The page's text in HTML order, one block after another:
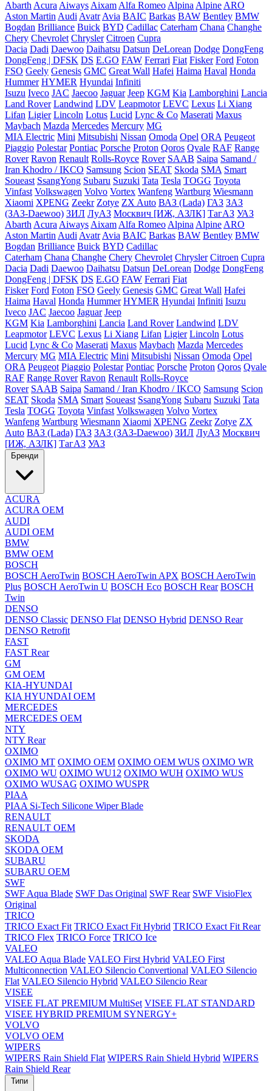
Abarth Acura Aiways Aixam Alfa Romeo Alpina Alpine ARO
Aston Martin Audi Avatr Avia BAIC Barkas BAW Bentley BMW
Bogdan Brilliance Buick BYD Cadillac Caterham Chana Changhe
Chery Chevrolet Chrysler Citroen Cupra
Dacia Dadi Daewoo Daihatsu Datsun DeLorean Dodge DongFeng
DongFeng | DFSK DS E.GO FAW Ferrari Fiat Fisker Ford Foton
FSO Geely Genesis GMC Great Wall Hafei Haima Haval Honda
Hummer HYMER Hyundai Infiniti
Isuzu Iveco JAC Jaecoo Jaguar Jeep KGM Kia Lamborghini Lancia
Land Rover Landwind LDV Leapmotor LEVC Lexus Li Xiang
Lifan Ligier Lincoln Lotus Lucid Lync & Co Maserati Maxus
Maybach Mazda Mercedes Mercury MG
MIA Electric Mini Mitsubishi Nissan Omoda Opel ORA Peugeot
Piaggio Polestar Pontiac Porsche Proton Qoros Qvale RAF Range
Rover Ravon Renault Rolls-Royce Rover SAAB Saipa Samand /
Iran Khodro / IKCO Samsung Scion SEAT Skoda SMA Smart
Soueast SsangYong Subaru Suzuki Tata Tesla TOGG Toyota
Vinfast Volkswagen Volvo Vortex Wanfeng Wartburg Wiesmann
Xiaomi XPENG Zeekr Zotye ZX Auto ВАЗ (Lada) ГАЗ ЗАЗ
(ЗАЗ-Daewoo) ЗИЛ ЛуАЗ Москвич [ИЖ, АЗЛК] ТагАЗ УАЗ
Abarth Acura Aiways Aixam Alfa Romeo Alpina Alpine ARO
Aston Martin Audi Avatr Avia BAIC Barkas BAW Bentley BMW
Bogdan Brilliance Buick BYD Cadillac
Caterham Chana Changhe Chery Chevrolet Chrysler Citroen Cupra
Dacia Dadi Daewoo Daihatsu Datsun DeLorean Dodge DongFeng
DongFeng | DFSK DS E.GO FAW Ferrari Fiat
Fisker Ford Foton FSO Geely Genesis GMC Great Wall Hafei
Haima Haval Honda Hummer HYMER Hyundai Infiniti Isuzu
Iveco JAC Jaecoo Jaguar Jeep
KGM Kia Lamborghini Lancia Land Rover Landwind LDV
Leapmotor LEVC Lexus Li Xiang Lifan Ligier Lincoln Lotus
Lucid Lync & Co Maserati Maxus Maybach Mazda Mercedes
Mercury MG MIA Electric Mini Mitsubishi Nissan Omoda Opel
ORA Peugeot Piaggio Polestar Pontiac Porsche Proton Qoros Qvale
RAF Range Rover Ravon Renault Rolls-Royce
Rover SAAB Saipa Samand / Iran Khodro / IKCO Samsung Scion
SEAT Skoda SMA Smart Soueast SsangYong Subaru Suzuki Tata
Tesla TOGG Toyota Vinfast Volkswagen Volvo Vortex
Wanfeng Wartburg Wiesmann Xiaomi XPENG Zeekr Zotye ZX
Auto ВАЗ (Lada) ГАЗ ЗАЗ (ЗАЗ-Daewoo) ЗИЛ ЛуАЗ Москвич
[ИЖ, АЗЛК] ТагАЗ УАЗ
Бренди
ACURA
ACURA OEM
AUDI
AUDI OEM
BMW
BMW OEM
BOSCH
BOSCH AeroTwin BOSCH AeroTwin APX BOSCH AeroTwin
Plus BOSCH AeroTwin U BOSCH Eco BOSCH Rear BOSCH
Twin
DENSO
DENSO Classic DENSO Flat DENSO Hybrid DENSO Rear
DENSO Retrofit
FAST
FAST Rear
GM
GM OEM
KIA-HYUNDAI
KIA HYUNDAI OEM
MERCEDES
MERCEDES OEM
NTY
NTY Rear
OXIMO
OXIMO MT OXIMO OEM OXIMO OEM WUS OXIMO WR
OXIMO WU OXIMO WU12 OXIMO WUH OXIMO WUS
OXIMO WUSAG OXIMO WUSPR
PIAA
PIAA Si-Tech Silicone Wiper Blade
RENAULT
RENAULT OEM
SKODA
SKODA OEM
SUBARU
SUBARU OEM
SWF
SWF Aqua Blade SWF Das Original SWF Rear SWF VisioFlex
Original
TRICO
TRICO Exact Fit TRICO Exact Fit Hybrid TRICO Exact Fit Rear
TRICO Flex TRICO Force TRICO Ice
VALEO
VALEO Aqua Blade VALEO First Hybrid VALEO First
Multiconnection VALEO Silencio Convertional VALEO Silencio
Flat VALEO Silencio Hybrid VALEO Silencio Rear
VISEE
VISEE FLAT PREMIUM MultiSet VISEE FLAT STANDARD
VISEE HYBRID PREMIUM SYNERGY+
VOLVO
VOLVO OEM
WIPERS
WIPERS Rain Shield Flat WIPERS Rain Shield Hybrid WIPERS
Rain Shield Rear
Типи